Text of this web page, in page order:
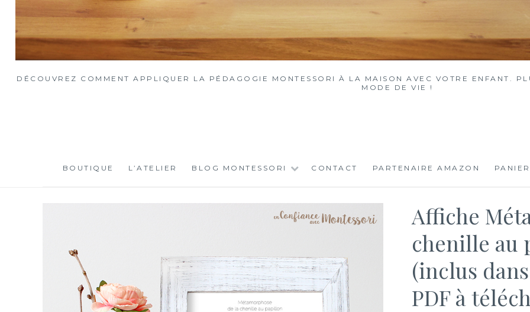
DÉCOUVREZ COMMENT APPLIQUER LA PÉDAGOGIE MONTESSORI À LA MAISON AVEC VOTRE ENFANT.
MODE DE VIE !
BOUTIQUE L’ATELIER BLOG MONTESSORI CONTACT PARTENAIRE AMAZON
Affiche
chenille au
(inclus
PDF à